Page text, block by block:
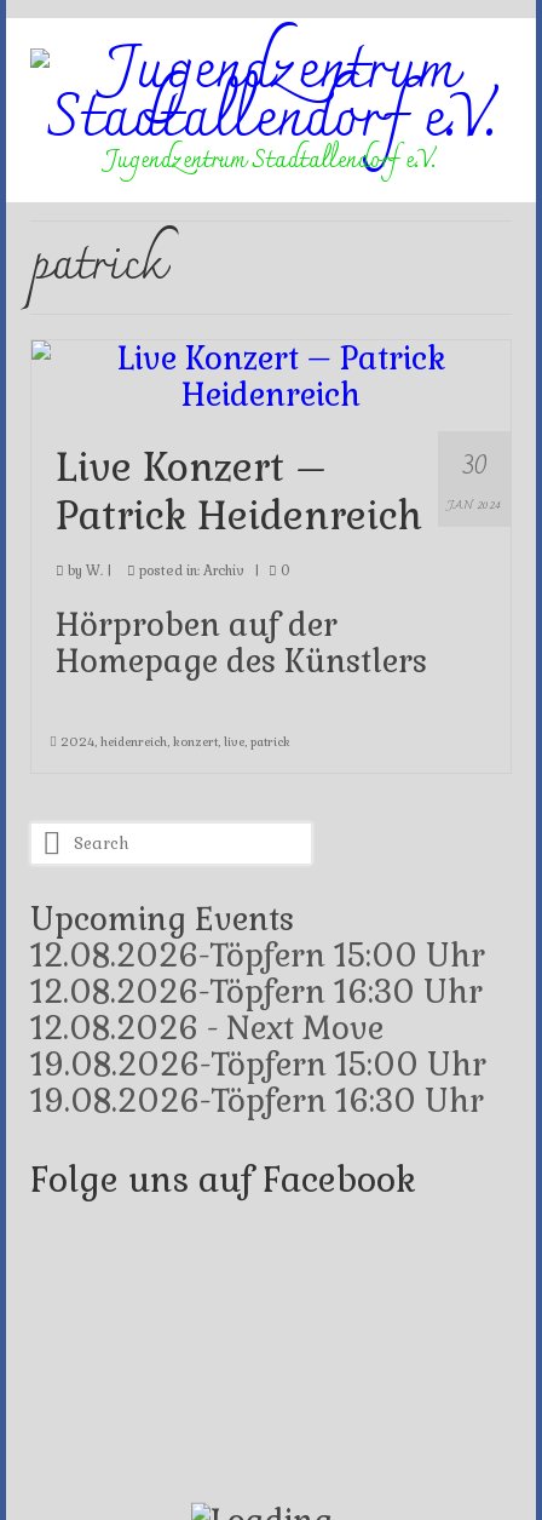
Jugendzentrum Stadtallendorf e.V.
patrick
30
JAN 2024
Live Konzert –
Patrick Heidenreich
by W. posted in: Archiv 0
Hörproben auf der
Homepage des Künstlers
2024, heidenreich, konzert, live, patrick
Search
for:
Upcoming Events
12.08.2026-Töpfern 15:00 Uhr
12.08.2026-Töpfern 16:30 Uhr
12.08.2026 - Next Move
19.08.2026-Töpfern 15:00 Uhr
19.08.2026-Töpfern 16:30 Uhr
Folge uns auf Facebook